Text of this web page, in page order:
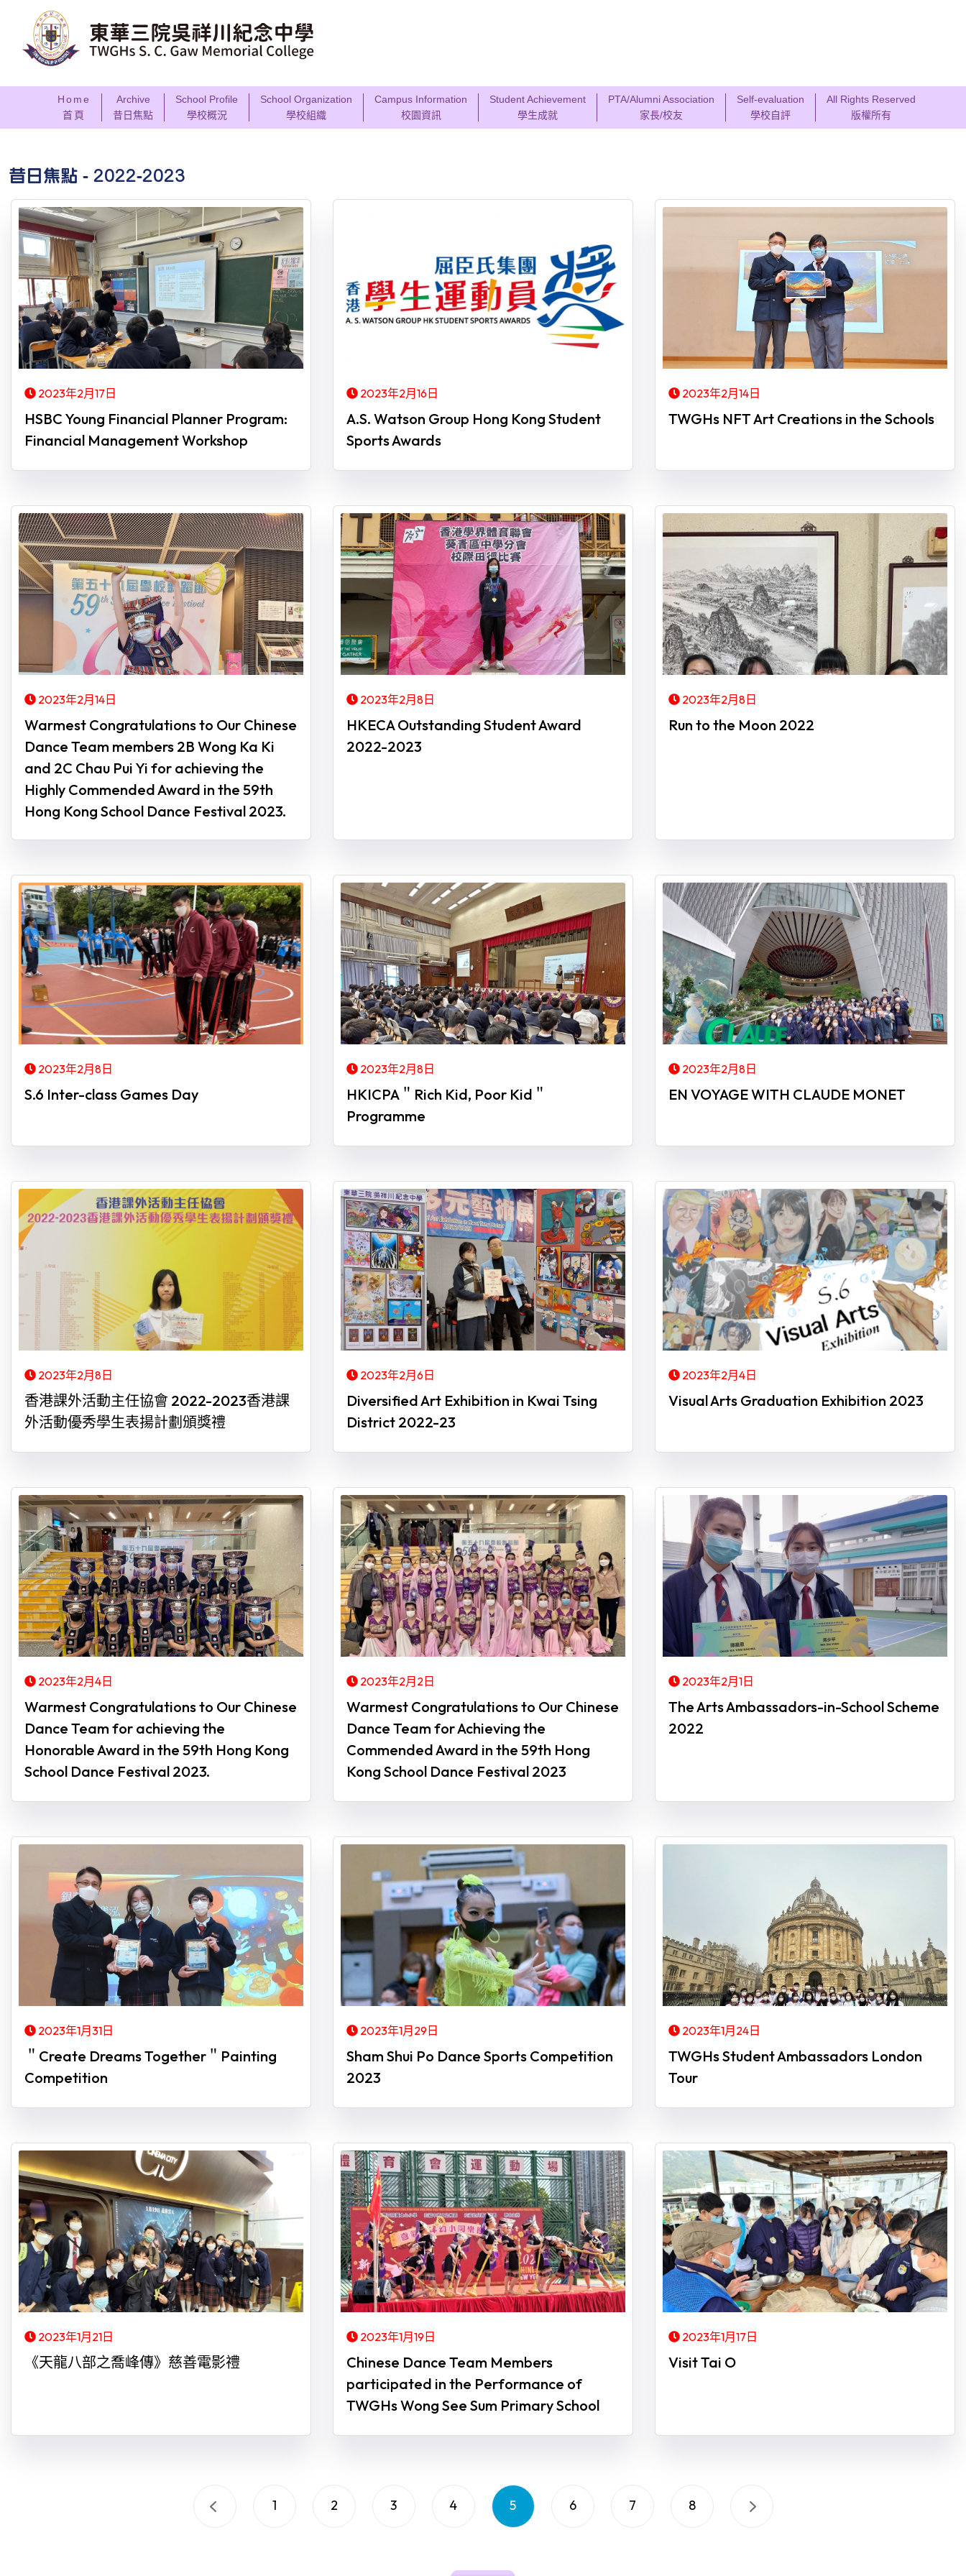
Home
首頁
Archive
昔日焦點
School Profile
學校概況
School Organization
學校組織
Campus Information
校園資訊
Student Achievement
學生成就
PTA/Alumni Association
家長/校友
Self-evaluation
學校自評
All Rights Reserved
版權所有
昔日焦點 - 2022-2023
2023年2月17日
HSBC Young Financial Planner Program:
Financial Management Workshop
2023年2月16日
A.S. Watson Group Hong Kong Student
Sports Awards
2023年2月14日
TWGHs NFT Art Creations in the Schools
2023年2月14日
Warmest Congratulations to Our Chinese
Dance Team members 2B Wong Ka Ki
and 2C Chau Pui Yi for achieving the
Highly Commended Award in the 59th
Hong Kong School Dance Festival 2023.
2023年2月8日
HKECA Outstanding Student Award
2022-2023
2023年2月8日
Run to the Moon 2022
2023年2月8日
S.6 Inter-class Games Day
2023年2月8日
HKICPA＂Rich Kid, Poor Kid＂
Programme
2023年2月8日
EN VOYAGE WITH CLAUDE MONET
2023年2月8日
香港課外活動主任協會 2022-2023香港課
外活動優秀學生表揚計劃頒獎禮
2023年2月6日
Diversified Art Exhibition in Kwai Tsing
District 2022-23
2023年2月4日
Visual Arts Graduation Exhibition 2023
2023年2月4日
Warmest Congratulations to Our Chinese
Dance Team for achieving the
Honorable Award in the 59th Hong Kong
School Dance Festival 2023.
2023年2月2日
Warmest Congratulations to Our Chinese
Dance Team for Achieving the
Commended Award in the 59th Hong
Kong School Dance Festival 2023
2023年2月1日
The Arts Ambassadors-in-School Scheme
2022
2023年1月31日
＂Create Dreams Together＂Painting
Competition
2023年1月29日
Sham Shui Po Dance Sports Competition
2023
2023年1月24日
TWGHs Student Ambassadors London
Tour
2023年1月21日
《天龍八部之喬峰傳》慈善電影禮
2023年1月19日
Chinese Dance Team Members
participated in the Performance of
TWGHs Wong See Sum Primary School
2023年1月17日
Visit Tai O
1 2 3 4 5 6 7 8